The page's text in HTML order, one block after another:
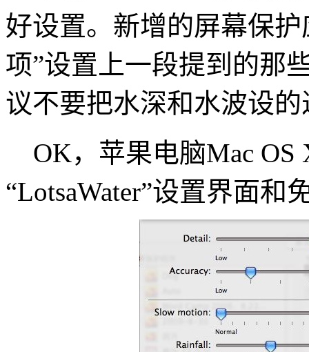
好设置。新增的屏幕保
项”设置上一段提到的那
议不要把水深和水波设
OK，苹果电脑Mac OS
“LotsaWater”设置界面和